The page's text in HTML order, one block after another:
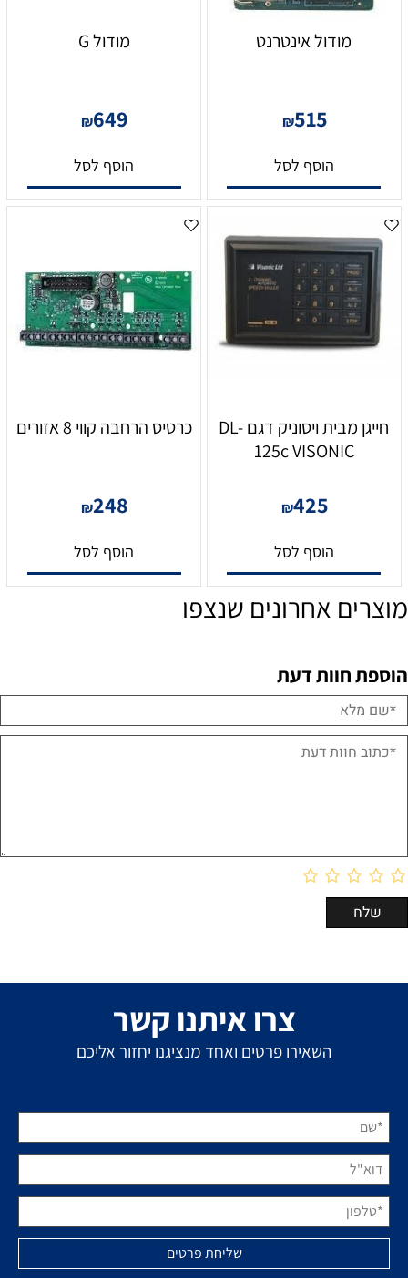
מודול אינטרנט
₪515
הוסף לסל
מודול G
₪649
הוסף לסל
חייגן מבית ויסוניק דגם DL-
125c VISONIC
₪425
הוסף לסל
כרטיס הרחבה קווי 8 אזורים
₪248
הוסף לסל
מוצרים אחרונים שנצפו
הוספת חוות דעת
צרו איתנו קשר
השאירו פרטים ואחד מנציגנו יחזור אליכם